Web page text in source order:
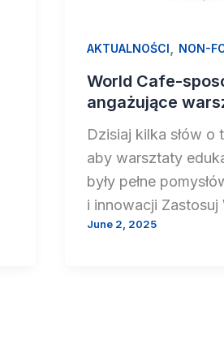
AKTUALNOŚCI NON-
World Cafe-
angażujące
Dzisiaj kilka słów o
aby warsztaty
były pełne
i innowacji Zastosuj
June 2, 2025